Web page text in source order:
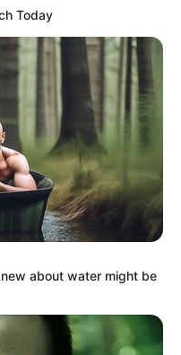
เขียน
พชร ทูตเทวะ
Today
about water might be